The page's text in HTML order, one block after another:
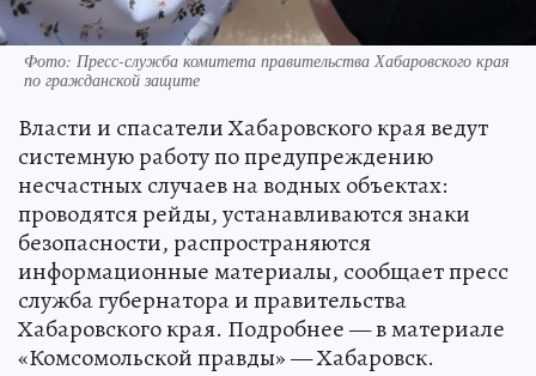
Фото: Пресс-служба комитета правительства Хабаровского края
по гражданской защите
Власти и спасатели Хабаровского края ведут
системную работу по предупреждению
несчастных случаев на водных объектах:
проводятся рейды, устанавливаются знаки
безопасности, распространяются
информационные материалы, сообщает пресс
служба губернатора и правительства
Хабаровского края. Подробнее — в материале
«Комсомольской правды» — Хабаровск.